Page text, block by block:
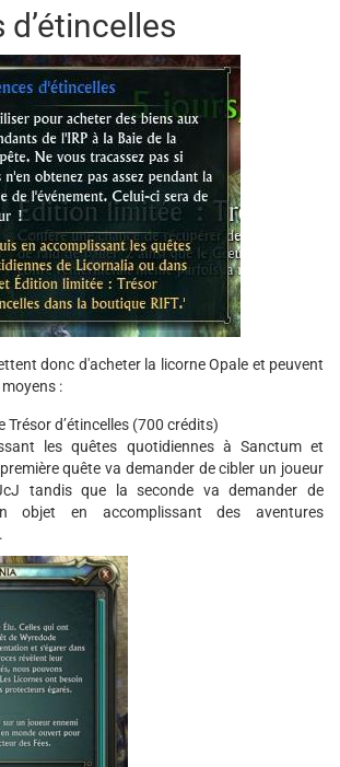
d’étincelles
donc d'acheter la licorne Opale et peuvent
:
Trésor d’étincelles (700 crédits)
les quêtes quotidiennes à Sanctum et
quête va demander de cibler un joueur
tandis que la seconde va demander de
objet en accomplissant des aventures